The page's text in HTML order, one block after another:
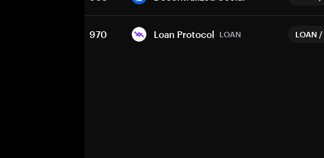
970 Loan Protocol LOAN LOAN /